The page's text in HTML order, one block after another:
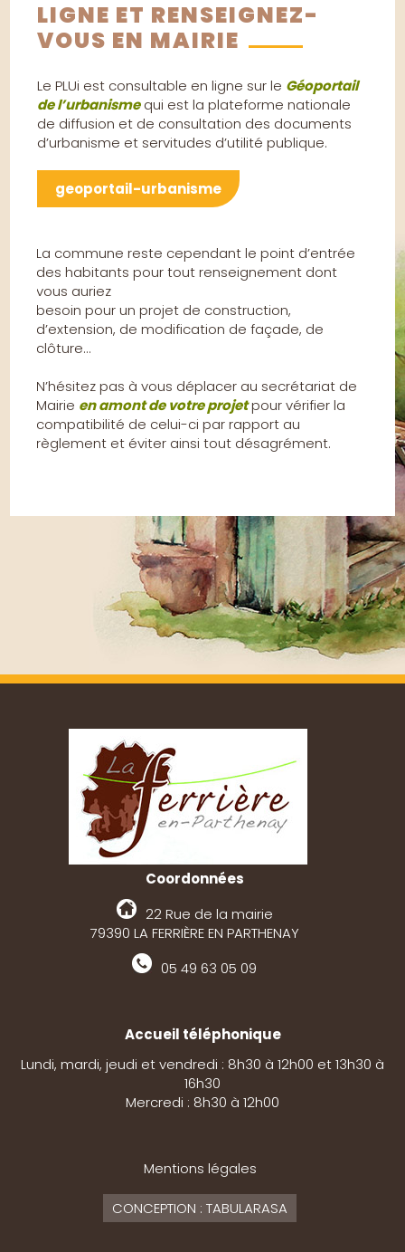
LIGNE ET RENSEIGNEZ-
VOUS EN MAIRIE
Le PLUi est consultable en ligne sur le Géoportail
de l’urbanismequi est la plateforme nationale
de diffusion et de consultation des documents
d’urbanisme et servitudes d’utilité publique.
geoportail-urbanisme
La commune reste cependant le point d’entrée
des habitants pour tout renseignement dont
vous auriez
besoin pour un projet de construction,
d’extension, de modification de façade, de
clôture…
N’hésitez pas à vous déplacer au secrétariat de
Mairie en amont de votre projetpour vérifier la
compatibilité de celui-ci par rapport au
règlement et éviter ainsi tout désagrément.
Coordonnées
22 Rue de la mairie
79390 LA FERRIÈRE EN PARTHENAY
05 49 63 05 09
Accueil téléphonique
Lundi, mardi, jeudi et vendredi : 8h30 à 12h00 et 13h30 à
16h30
Mercredi : 8h30 à 12h00
Mentions légales
CONCEPTION : TABULARASA